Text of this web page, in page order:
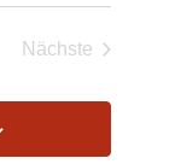
Nächste